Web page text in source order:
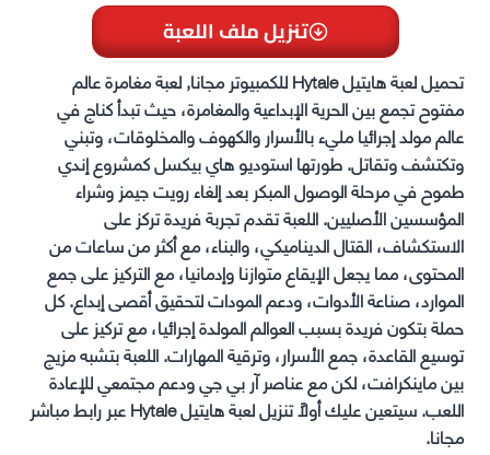
تنزيل ملف اللعبة
تحميل لعبة هايتيل Hytale للكمبيوتر مجانا, لعبة مغامرة عالم
مفتوح تجمع بين الحرية الإبداعية والمغامرة، حيث تبدأ كناج في
عالم مولد إجرائيا مليء بالأسرار والكهوف والمخلوقات، وتبني
وتكتشف وتقاتل. طورتها استوديو هاي بيكسل كمشروع إندي
طموح في مرحلة الوصول المبكر بعد إلغاء رويت جيمز وشراء
المؤسسين الأصليين. اللعبة تقدم تجربة فريدة تركز على
الاستكشاف، القتال الديناميكي، والبناء، مع أكثر من ساعات من
المحتوى، مما يجعل الإيقاع متوازنا وإدمانيا، مع التركيز على جمع
الموارد، صناعة الأدوات، ودعم المودات لتحقيق أقصى إبداع. كل
حملة بتكون فريدة بسبب العوالم المولدة إجرائيا، مع تركيز على
توسيع القاعدة، جمع الأسرار، وترقية المهارات. اللعبة بتشبه مزيج
بين ماينكرافت، لكن مع عناصر آر بي جي ودعم مجتمعي للإعادة
اللعب. سيتعين عليك أولاً تنزيل لعبة هايتيل Hytale عبر رابط مباشر
مجانا.